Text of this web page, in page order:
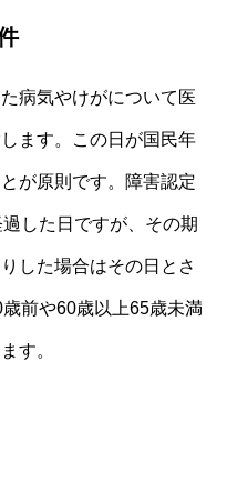
病気やけがについて医
ます。この日が国民年
が原則です。障害認定
した日ですが、その期
した場合はその日とさ
前や60歳以上65歳未満
す。